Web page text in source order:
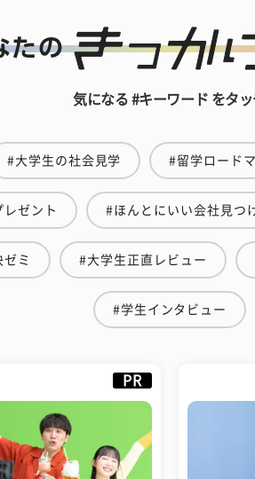
気になる #キーワード をタッ
#大学生の社会見学 #留学ロード
レゼント #ほんとにいい会社見つ
ゼミ #大学生正直レビュー
#学生インタビュー
PR